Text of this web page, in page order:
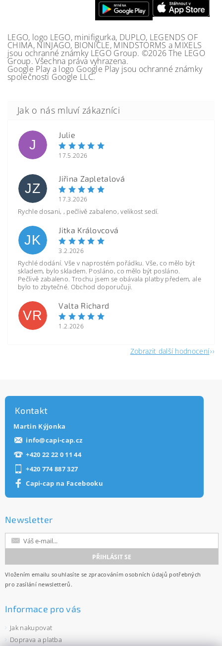
LEGO, logo LEGO, minifigurka, DUPLO, LEGENDS OF
CHIMA, NINJAGO, BIONICLE, MINDSTORMS a MIXELS
jsou ochranné známky LEGO Group. ©2026 The LEGO
Group. Všechna práva vyhrazena.
Google Play a logo Google Play jsou ochranné známky
společnosti Google LLC.
J
Julie
17.5.2026
JZ
Jiřina Zapletalová
17.3.2026
Rychle dosani, , pečlivě zabaleno, velikost sedí.
JK
Jitka Královcová
3.2.2026
Rychlé dodání. Vše v naprostém pořádku. Vše, co mělo být
skladem, bylo skladem. Posláno, co mělo být posláno.
Pečlivě zabaleno. Trochu jsem se obávala platby předem, ale
bylo to zbytečné. Obchod doporučuji.
VR
Valta Richard
1.2.2026
Zobrazit další hodnocení
Kontakt
Martin Kýjonka
info@capi-cap.cz
+420 22 22 0 11 44
+420 774 887 327
Capi-cap na Facebooku
Newsletter
Vložením emailu souhlasíte se zpracováním osobních údajů potřebných
pro zasílání newsletterů.
Informace pro vás
Jak nakupovat
Doprava a platba